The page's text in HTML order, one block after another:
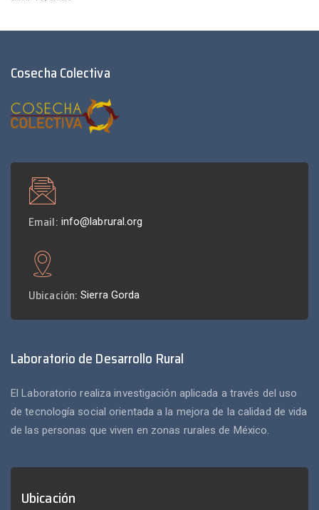
Cosecha Colectiva
Email: info@labrural.org
Ubicación: Sierra Gorda
Laboratorio de Desarrollo Rural
El Laboratorio realiza investigación aplicada a través del uso
de tecnología social orientada a la mejora de la calidad de vida
de las personas que viven en zonas rurales de México.
Ubicación